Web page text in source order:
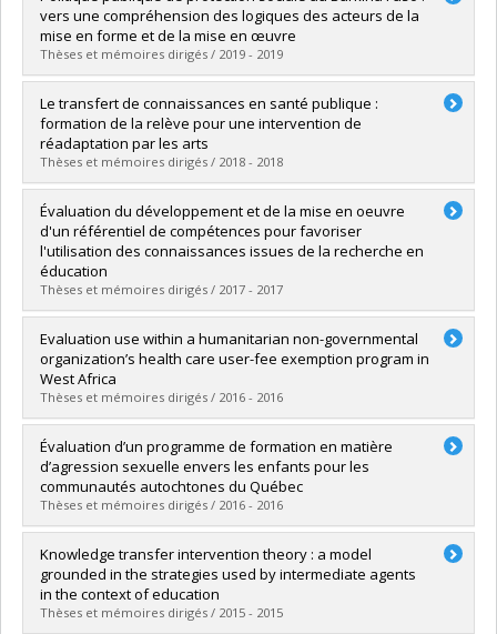
Cycle :Doctorat
Diplôme obtenu :Ph. D.
Lien vers le document dans Papyrus
vers une compréhension des logiques des acteurs de la
mise en forme et de la mise en œuvre
Thèses et mémoires dirigés / 2019 - 2019
Diplômé(e) :Kadio, Kadidiatou
Cycle :Doctorat
Diplôme obtenu :Ph. D.
Lien vers le document dans Papyrus
Le transfert de connaissances en santé publique :
formation de la relève pour une intervention de
réadaptation par les arts
Thèses et mémoires dirigés / 2018 - 2018
Diplômé(e) :Beaudoin-Dion, Frédérique
Cycle :Doctorat
Diplôme obtenu :D. Psy.
Lien vers le document dans Papyrus
Évaluation du développement et de la mise en oeuvre
d'un référentiel de compétences pour favoriser
l'utilisation des connaissances issues de la recherche en
éducation
Thèses et mémoires dirigés / 2017 - 2017
Diplômé(e) :Briand-Lamarche, Mélodie
Cycle :Doctorat
Diplôme obtenu :
Lien vers le document dans Papyrus
Evaluation use within a humanitarian non-governmental
organization’s health care user-fee exemption program in
West Africa
Thèses et mémoires dirigés / 2016 - 2016
Diplômé(e) :D’Ostie-Racine, Léna
Cycle :Doctorat
Diplôme obtenu :Ph. D.
Lien vers le document dans Papyrus
Évaluation d’un programme de formation en matière
d’agression sexuelle envers les enfants pour les
communautés autochtones du Québec
Thèses et mémoires dirigés / 2016 - 2016
Diplômé(e) :Barsalou Verge, Xavier
Cycle :Maîtrise
Diplôme obtenu :M. Sc.
Lien vers le document dans Papyrus
Knowledge transfer intervention theory : a model
grounded in the strategies used by intermediate agents
in the context of education
Thèses et mémoires dirigés / 2015 - 2015